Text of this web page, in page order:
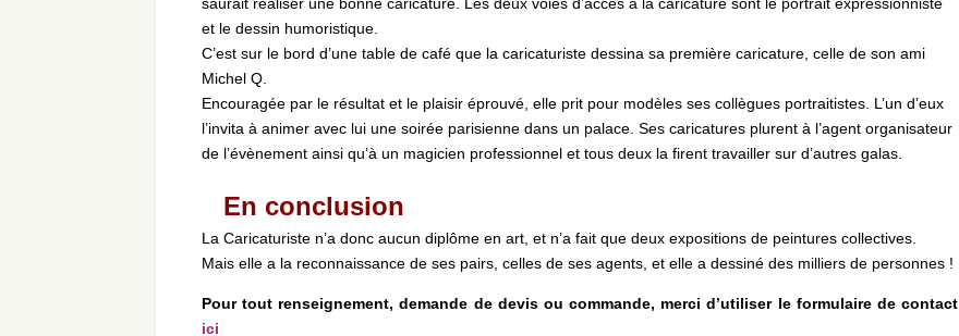
et le dessin humoristique.
C’est sur le bord d’une table de café que la caricaturiste dessina sa première caricature, celle de son ami
Michel Q.
Encouragée par le résultat et le plaisir éprouvé, elle prit pour modèles ses collègues portraitistes. L’un d’eux
l’invita à animer avec lui une soirée parisienne dans un palace. Ses caricatures plurent à l’agent organisateur
de l’évènement ainsi qu’à un magicien professionnel et tous deux la firent travailler sur d’autres galas.
En conclusion
La Caricaturiste n’a donc aucun diplôme en art, et n’a fait que deux expositions de peintures collectives.
Mais elle a la reconnaissance de ses pairs, celles de ses agents, et elle a dessiné des milliers de personnes !
Pour tout renseignement, demande de devis ou commande, merci d’utiliser le formulaire de contact
ici